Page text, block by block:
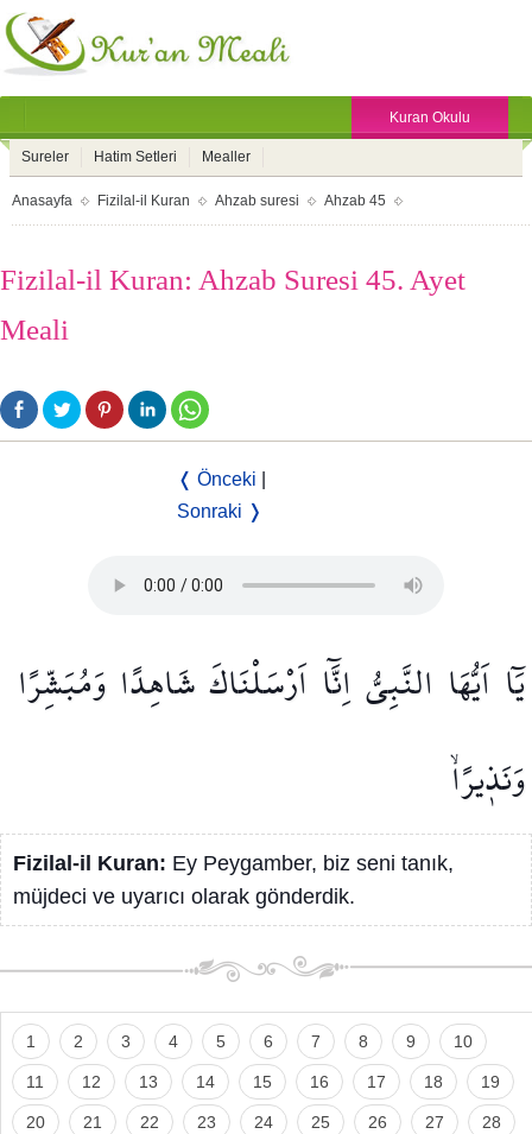
Kuran Okulu
Sureler Hatim Setleri Mealler
Anasayfa Fizilal-il Kuran Ahzab suresi Ahzab 45
Fizilal-il Kuran: Ahzab Suresi 45. Ayet
Meali
❬ Önceki
Sonraki ❭
يَٓا اَيُّهَا النَّبِيُّاِنَّٓا اَرْسَلْنَاكَشَاهِدًا وَمُبَشِّرًا
وَنَذ۪يرًاۙ
Fizilal-il Kuran: Ey Peygamber, biz seni tanık,
müjdeci ve uyarıcı olarak gönderdik.
1 2 3 4 5 6 7 8 9 10
11 12 13 14 15 16 17 18 19
20 21 22 23 24 25 26 27 28